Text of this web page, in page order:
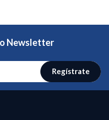
Newsletter
Regístrate